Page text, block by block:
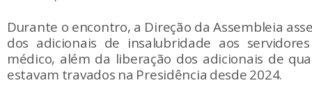
Durante o encontro, a Direção da Assembleia
dos adicionais de insalubridade aos
médico, além da liberação dos adicionais de
estavam travados na Presidência desde 2024.